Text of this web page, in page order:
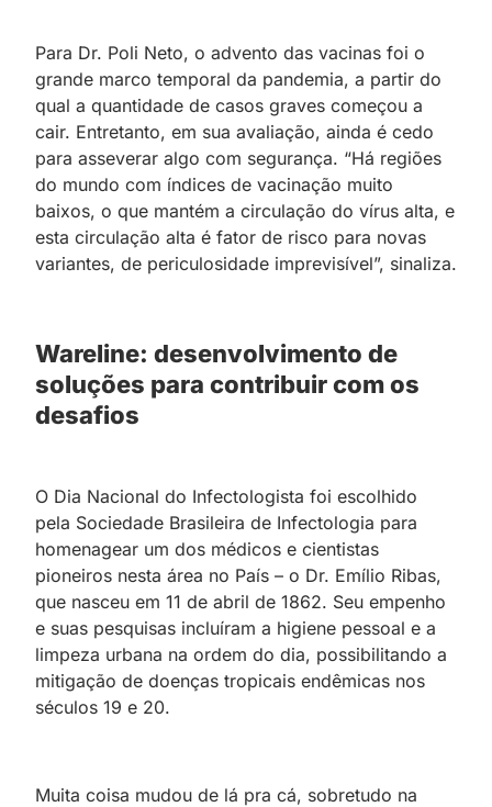
Para Dr. Poli Neto, o advento das vacinas foi o
grande marco temporal da pandemia, a partir do
qual a quantidade de casos graves começou a
cair. Entretanto, em sua avaliação, ainda é cedo
para asseverar algo com segurança. “Há regiões
do mundo com índices de vacinação muito
baixos, o que mantém a circulação do vírus alta, e
esta circulação alta é fator de risco para novas
variantes, de periculosidade imprevisível”, sinaliza.
Wareline: desenvolvimento de
soluções para contribuir com os
desafios
O Dia Nacional do Infectologista foi escolhido
pela Sociedade Brasileira de Infectologia para
homenagear um dos médicos e cientistas
pioneiros nesta área no País – o Dr. Emílio Ribas,
que nasceu em 11 de abril de 1862. Seu empenho
e suas pesquisas incluíram a higiene pessoal e a
limpeza urbana na ordem do dia, possibilitando a
mitigação de doenças tropicais endêmicas nos
séculos 19 e 20.
Muita coisa mudou de lá pra cá, sobretudo na